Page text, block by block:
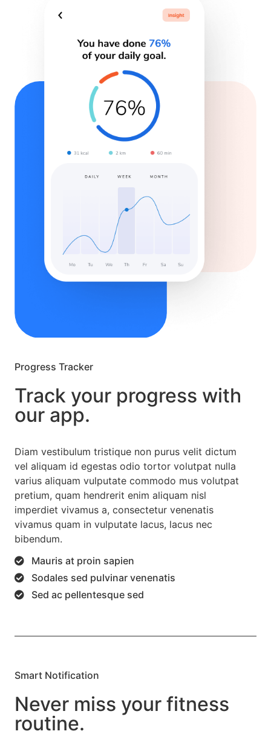
Progress Tracker
Track your progress with
our app.
Diam vestibulum tristique non purus velit dictum
vel aliquam id egestas odio tortor volutpat nulla
varius aliquam vulputate commodo mus volutpat
pretium, quam hendrerit enim aliquam nisl
imperdiet vivamus a, consectetur venenatis
vivamus quam in vulputate lacus, lacus nec
bibendum.
Mauris at proin sapien
Sodales sed pulvinar venenatis
Sed ac pellentesque sed
Smart Notification
Never miss your fitness
routine.